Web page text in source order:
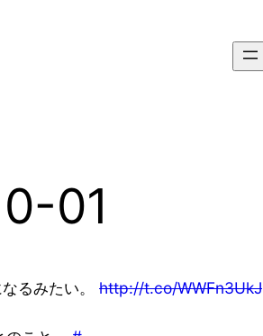
01
るみたい。 http://t.co/WWFn3UkJ